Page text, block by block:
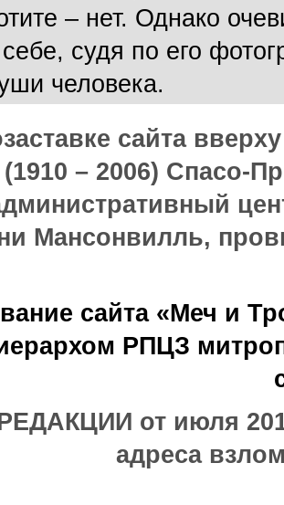
– нет. Однако
судя по его
человека.
сайта
– 2006) Спасо-
Мансонвилль,
сайта «Меч и
РПЦЗ
от июля
адреса